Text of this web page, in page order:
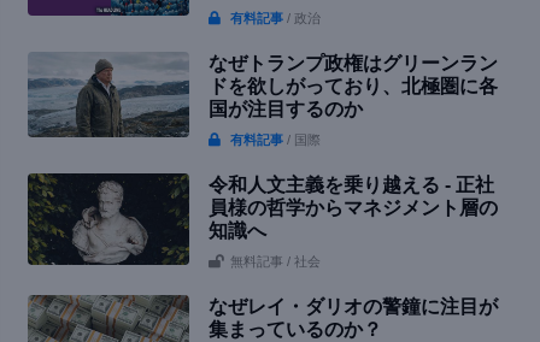
有料記事 / 政治
なぜトランプ政権はグリーンラン
ドを欲しがっており、北極圏に各
国が注目するのか
有料記事 / 国際
令和人文主義を乗り越える - 正社
員様の哲学からマネジメント層の
知識へ
無料記事 / 社会
なぜレイ・ダリオの警鐘に注目が
集まっているのか？